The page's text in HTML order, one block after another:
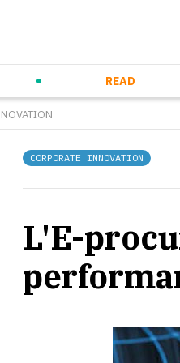
READ
CORPORATE INNOVATION
L'E-